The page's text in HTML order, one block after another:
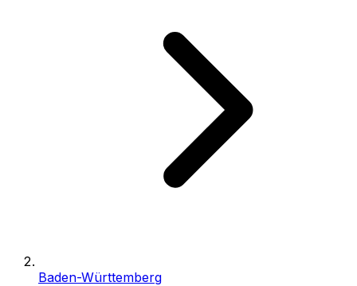
Baden-Württemberg